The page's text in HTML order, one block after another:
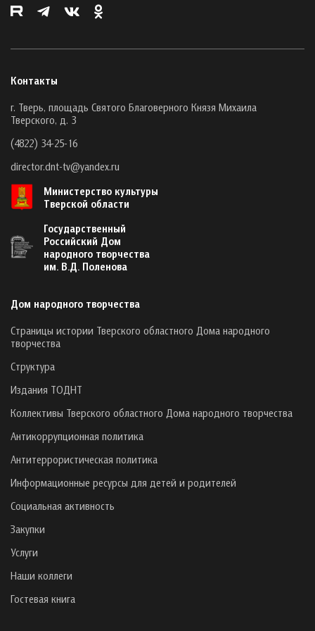
Контакты
г. Тверь, площадь Святого Благоверного Князя Михаила
Тверского, д. 3
(4822) 34-25-16
director.dnt-tv@yandex.ru
Министерство культуры
Тверской области
Государственный
Российский Дом
народного творчества
им. В.Д. Поленова
Дом народного творчества
Страницы истории Тверского областного Дома народного
творчества
Структура
Издания ТОДНТ
Коллективы Тверского областного Дома народного творчества
Антикоррупционная политика
Антитеррористическая политика
Информационные ресурсы для детей и родителей
Социальная активность
Закупки
Услуги
Наши коллеги
Гостевая книга